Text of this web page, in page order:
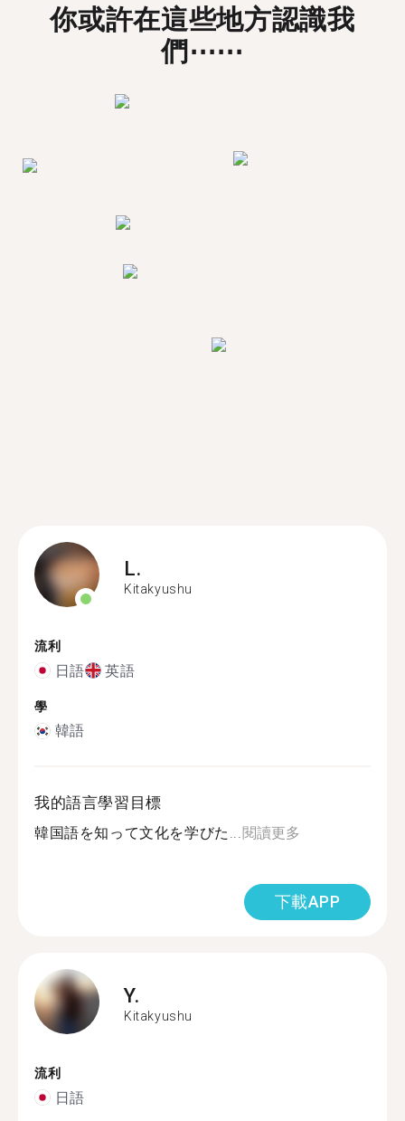
你或許在這些地方認識我
們⋯⋯
L.
Kitakyushu
流利
日語 英語
學
韓語
我的語言學習目標
韓国語を知って文化を学びた...閱讀更多
下載APP
Y.
Kitakyushu
流利
日語